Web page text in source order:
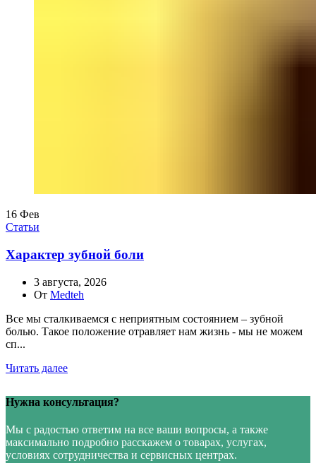
16 Фев
Статьи
Характер зубной боли
3 августа, 2026
От Medteh
Все мы сталкиваемся с неприятным состоянием – зубной
болью. Такое положение отравляет нам жизнь - мы не можем
сп...
Читать далее
Нужна консультация?
Мы с радостью ответим на все ваши вопросы, а также
максимально подробно расскажем о товарах, услугах,
условиях сотрудничества и сервисных центрах.